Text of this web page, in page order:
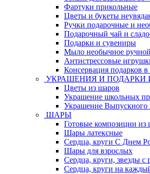
Фартуки прикольные
Цветы и букеты
Ручки подарочные и
Подарочный чай и
Подарки и сувениры
Мыло необычное
Антистрессовые
Консервация подарков
УКРАШЕНИЯ И ПОДАРКИ
Цветы из шаров
Украшение школьных
Украшение Выпускного
ШАРЫ
Готовые композиции из
Шары латексные
Сердца, круги С Днем
Шары для взрослых
Сердца, круги, звезды с
Сердца, круги на